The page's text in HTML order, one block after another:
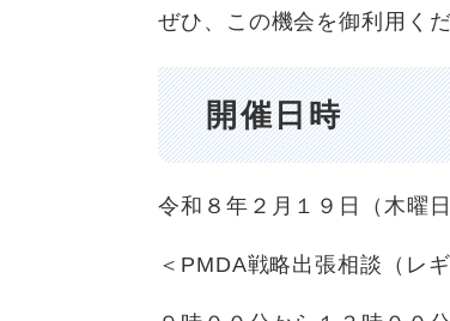
ぜひ、この機会を御利用くだ
開催日時
令和８年２月１９日（木曜
＜PMDA戦略出張相談（レ